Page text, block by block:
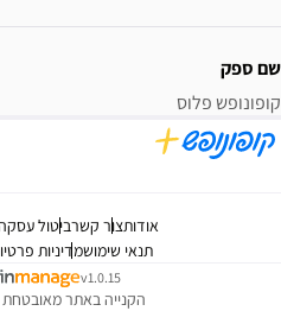
שם ספק
קופונופש פלוס
אודותצור קשרביטול
תנאי שימושמדיניות
v1.0.15
הקנייה באתר מאובטחת